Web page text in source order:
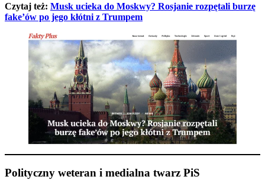
Czytaj też: Musk ucieka do Moskwy? Rosjanie rozpętali burzę
fake’ów po jego kłótni z Trumpem
Polityczny weteran i medialna twarz PiS